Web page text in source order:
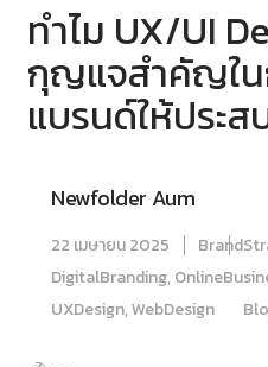
ทำไม UX/UI
กุญแจสำคัญใน
แบรนด์ให้ประส
Newfolder Aum
22 เมษายน 2025
DigitalBranding,
UXDesign,WebDesign